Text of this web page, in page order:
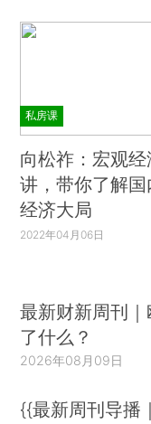
私房课
向松祚：宏观
讲，带你了解
经济大局
2022年04月06日
最新财新周刊
了什么？
2026年08月09日
{{最新周刊导播